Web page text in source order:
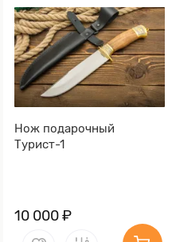
Нож подарочный
Турист-1
10 000 ₽